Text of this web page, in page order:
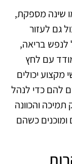
שינה מספקת,
גם לעזור
לנפש בריאה,
עם לחץ
מקצוע יכולים
להם כדי לנהל
והכוונה
ומוכנים כשהם